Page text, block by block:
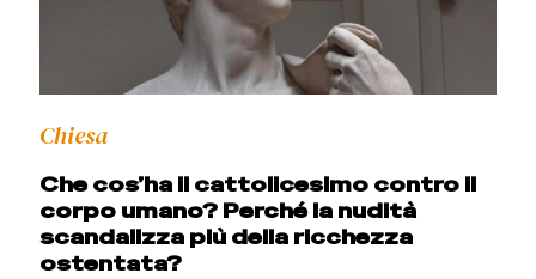
Chiesa
Che cos’ha il cattolicesimo contro il
corpo umano? Perché la nudità
scandalizza più della ricchezza
ostentata?